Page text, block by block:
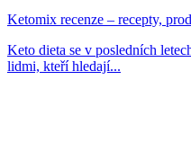
Ketomix recenze – recepty,
Keto dieta se v posledních
lidmi, kteří hledají...